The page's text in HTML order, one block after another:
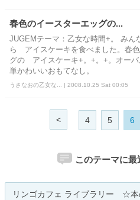
春色のイースターエッグの...
JUGEMテーマ：乙女な時間+。 み
ら アイスケーキを食べました。春
グの アイスケーキ+。+。+。オーバ
単かわいいおもてなし。
うさなおの乙女な... | 2008.10.25 Sat 00:05
< 4 5 6
このテーマに
リンゴカフェ ライブラリー ☆本